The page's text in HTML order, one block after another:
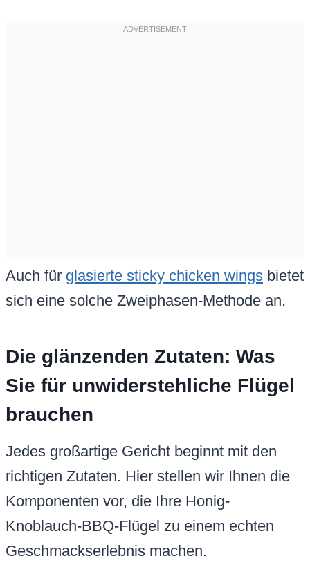
Auch für glasierte sticky chicken wings bietet
sich eine solche Zweiphasen-Methode an.
Die glänzenden Zutaten: Was
Sie für unwiderstehliche Flügel
brauchen
Jedes großartige Gericht beginnt mit den
richtigen Zutaten. Hier stellen wir Ihnen die
Komponenten vor, die Ihre Honig-
Knoblauch-BBQ-Flügel zu einem echten
Geschmackserlebnis machen.